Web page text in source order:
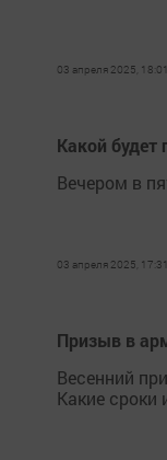
03 апреля 2025, 18:01
Какой будет
Вечером в
03 апреля 2025, 17:31
Призыв в
Весенний
Какие сроки